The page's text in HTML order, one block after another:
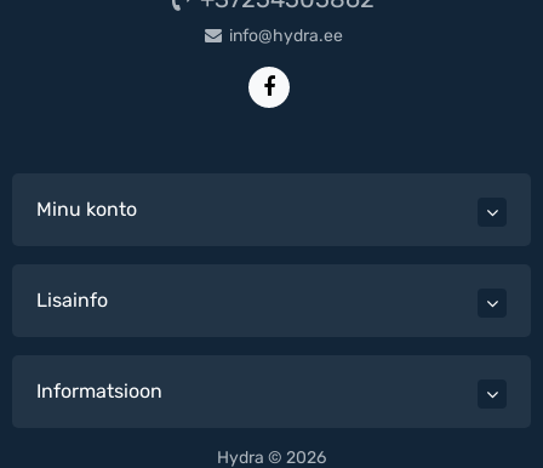
info@hydra.ee
Minu konto
Lisainfo
Informatsioon
Hydra © 2026